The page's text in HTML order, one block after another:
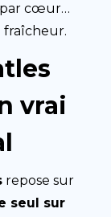
par cœur…
fraîcheur.
vrai
repose sur
seul sur